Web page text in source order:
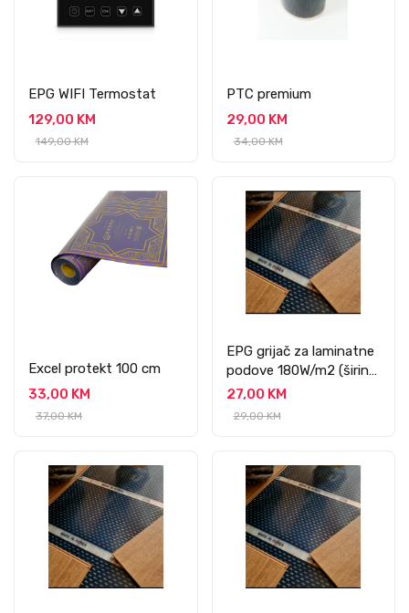
EPG WIFI Termostat
129,00 KM
149,00 KM
PTC premium
29,00 KM
34,00 KM
Excel protekt 100 cm
33,00 KM
37,00 KM
EPG grijač za laminatne
podove 180W/m2 (širine
100 cm)
27,00 KM
29,00 KM